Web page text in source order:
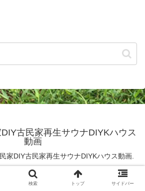
古民家再生サウナDIYKハウス
動画
家DIY古民家再生サウナDIYKハウス動画.
検索 トップ サイドバー